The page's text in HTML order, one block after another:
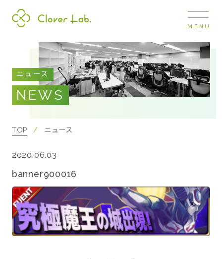
COMPANY
企業情報
ナビ
事業展開
RECRUIT
採用情報
NEWS
お知らせ
MENU
ニュース
NEWS
TOP ニュース
banner900016
2020.06.03